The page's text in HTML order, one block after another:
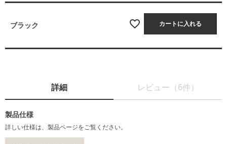
ブラック カートに入れる
詳細 レビュー（6件）
製品仕様
詳しい仕様は、製品ページをご覧ください。